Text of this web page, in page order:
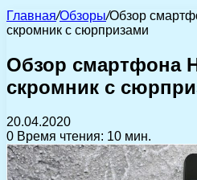
Главная/Обзоры/Обзор
скромник с сюрпризами
Обзор смартфона
скромник с
20.04.2020
0 Время чтения: 10 мин.